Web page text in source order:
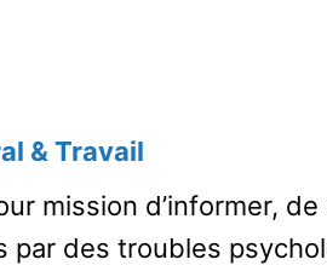
& Travail
mission d’informer,
par des troubles